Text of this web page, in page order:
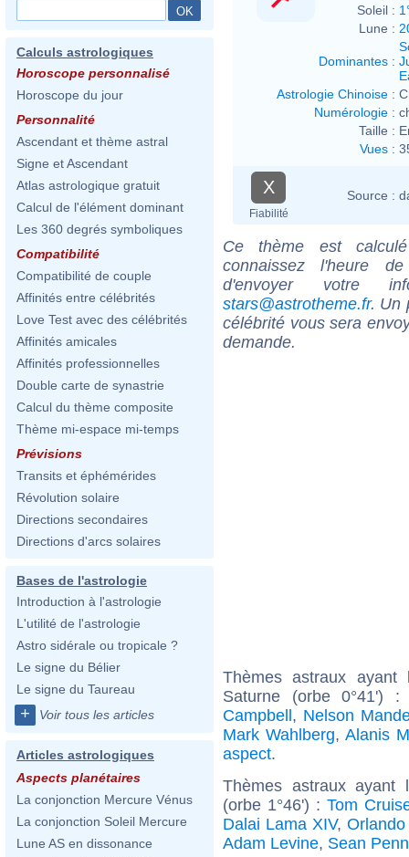
Calculs astrologiques
Horoscope personnalisé
Horoscope du jour
Personnalité
Ascendant et thème astral
Signe et Ascendant
Atlas astrologique gratuit
Calcul de l'élément dominant
Les 360 degrés symboliques
Compatibilité
Compatibilité de couple
Affinités entre célébrités
Love Test avec des célébrités
Affinités amicales
Affinités professionnelles
Double carte de synastrie
Calcul du thème composite
Thème mi-espace mi-temps
Prévisions
Transits et éphémérides
Révolution solaire
Directions secondaires
Directions d'arcs solaires
Bases de l'astrologie
Introduction à l'astrologie
L'utilité de l'astrologie
Astro sidérale ou tropicale ?
Le signe du Bélier
Le signe du Taureau
+ Voir tous les articles
Articles astrologiques
Aspects planétaires
La conjonction Mercure Vénus
La conjonction Soleil Mercure
Lune AS en dissonance
Soleil :
Lune :
Dominantes :
Astrologie Chinoise :
Numérologie :
Taille :
Vues :
X
Fiabilité
Source :
Ce thème est
connaissez l'heure
d'envoyer votre
stars@astrotheme.fr. Un
célébrité vous sera
demande.
Thèmes astraux ayant
Saturne (orbe 0°41')
Campbell, Nelson
Mark Wahlberg, Alanis
aspect.
Thèmes astraux ayant
(orbe 1°46') :Tom
Dalai Lama XIV,
Adam Levine, Sean Penn